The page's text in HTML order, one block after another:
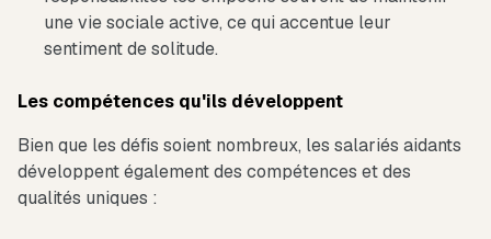
une vie sociale active, ce qui accentue leur
sentiment de solitude.
Les compétences qu'ils développent
Bien que les défis soient nombreux, les salariés aidants
développent également des compétences et des
qualités uniques :